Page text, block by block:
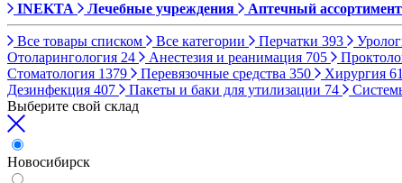
INEKTA Лечебные учреждения Аптечный ассортимент
Все товары списком Все категории Перчатки 393
Отоларингология 24 Анестезия и реанимация 705
Стоматология 1379 Перевязочные средства 350 Хирургия
Дезинфекция 407 Пакеты и баки для утилизации 74
Выберите свой склад
Новосибирск